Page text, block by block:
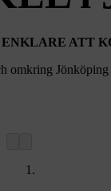
ATT
omkring